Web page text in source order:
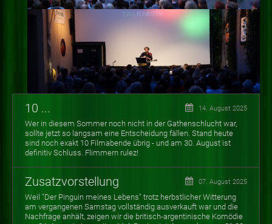
10 ... 14. August 2025
Wer in diesem Sommer noch nicht in der Gathenschlucht war,
sollte jetzt so langsam eine Entscheidung fällen. Stand heute
sind noch exakt 10 Filmabende übrig - und am 30. August ist
definitiv Schluss. Flimmern rulez!
Zusatzvorstellung 07. August 2025
Weil "Der Pinguin meines Lebens" trotz herbstlicher Witterung
am vergangenen Samstag vollständig ausverkauft war und die
Nachfrage anhält, zeigen wir die britisch-argentinische Komödie